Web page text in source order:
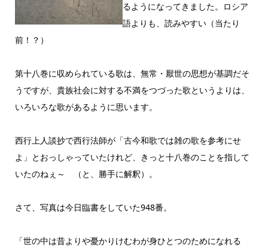
るようになってきました。ロシア
語よりも、読みやすい（当たり
前！？）
第十八巻に収められている歌は、無常・厭世の思想が基調だそ
うですが、貴族社会に対する不満をつづった歌というよりは、
いろいろな歌があるように思います。
西行上人談抄で西行法師が「古今和歌では雑の歌を参考にせ
よ」とおっしゃっていたけれど、きっと十八巻のことを指して
いたのねぇ～ （と、勝手に解釈）。
さて、写真は今日臨書をしていた948番。
「世の中は昔よりや憂かりけむわが身ひとつのためになれる